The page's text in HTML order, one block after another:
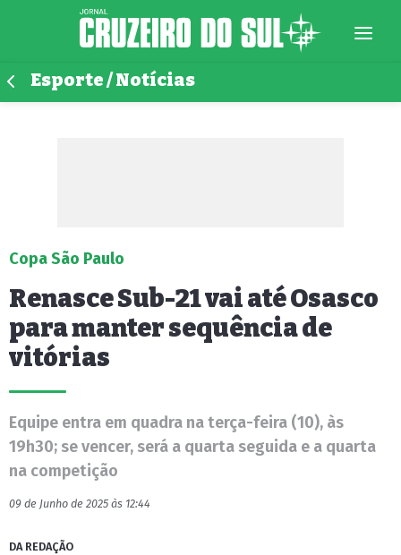
Esporte / Notícias
Copa São Paulo
Renasce Sub-21 vai até Osasco
para manter sequência de
vitórias
Equipe entra em quadra na terça-feira (10), às
19h30; se vencer, será a quarta seguida e a quarta
na competição
09 de Junho de 2025 às 12:44
DA REDAÇÃO